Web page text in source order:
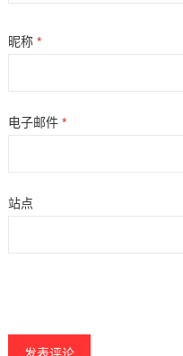
昵称 *
电子邮件 *
站点